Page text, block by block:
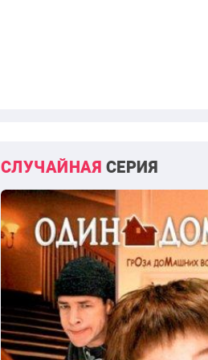
СЛУЧАЙНАЯ СЕРИЯ